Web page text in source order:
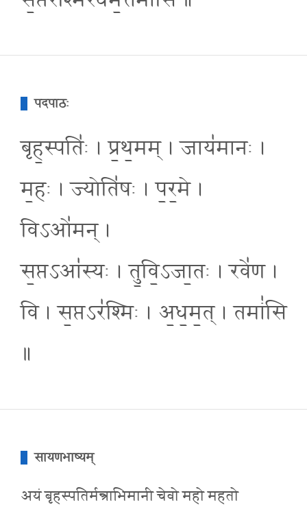
पदपाठः
बृह॒स्पतिः॑ । प्र॒थ॒मम् । जाय॑मानः ।
म॒हः । ज्योति॑षः । प॒र॒मे ।
विऽओ॑मन् ।
स॒प्तऽआ॑स्यः । तु॒वि॒ऽजा॒तः । रवे॑ण ।
वि । स॒प्तऽर॑श्मिः । अ॒ध॒म॒त् । तमां॑सि
॥
सायणभाष्यम्
अयं बृहस्पतिर्मन्त्राभिमानी चेवो महो महतो